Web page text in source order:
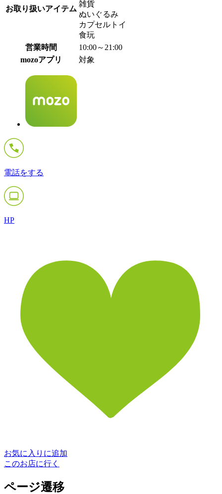
お取り扱いアイテム
雑貨
ぬいぐるみ
カプセルトイ
食玩
営業時間
10:00～21:00
mozoアプリ
対象
電話をする
HP
お気に入りに追加
このお店に行く
ページ遷移